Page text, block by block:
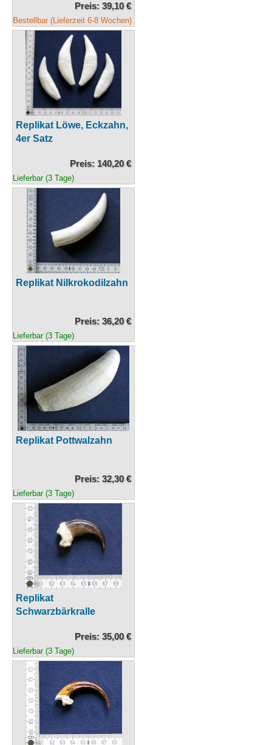
Preis: 39,10 €
Bestellbar (Lieferzeit 6-8 Wochen)
Replikat Löwe, Eckzahn,
4er Satz
Preis: 140,20 €
Lieferbar (3 Tage)
Replikat Nilkrokodilzahn
Preis: 36,20 €
Lieferbar (3 Tage)
Replikat Pottwalzahn
Preis: 32,30 €
Lieferbar (3 Tage)
Replikat
Schwarzbärkralle
Preis: 35,00 €
Lieferbar (3 Tage)